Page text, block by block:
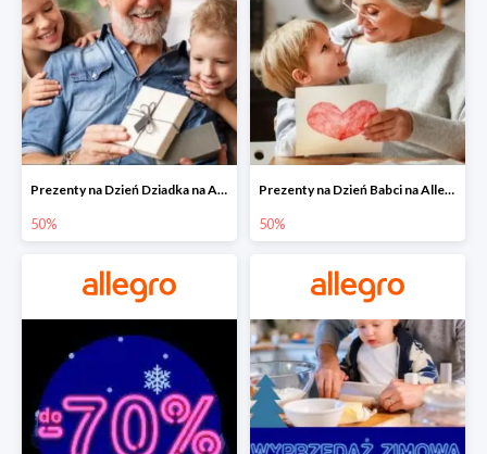
Prezenty na Dzień Dziadka na Allegro do -50%
50%
Prezenty na Dzień Babci na Allegro do -50%
50%